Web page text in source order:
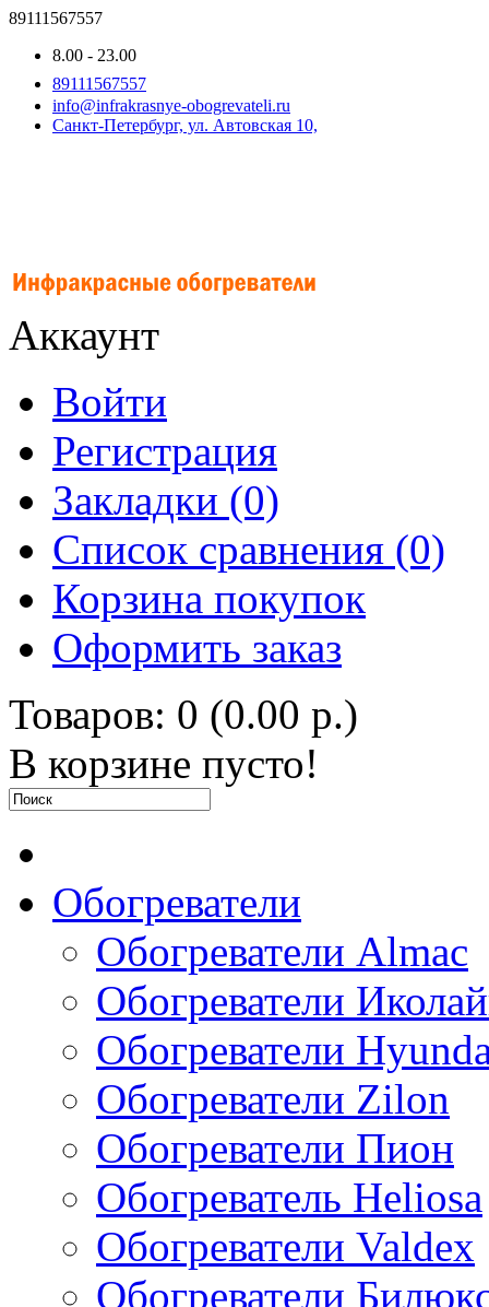
89111567557
8.00 - 23.00
89111567557
info@infrakrasnye-obogrevateli.ru
Санкт-Петербург, ул. Автовская 10,
Аккаунт
Войти
Регистрация
Закладки (0)
Список сравнения (0)
Корзина покупок
Оформить заказ
Товаров: 0 (0.00 р.)
В корзине пусто!
Обогреватели
Обогреватели Almac
Обогреватели
Обогреватели
Обогреватели Zilon
Обогреватели Пион
Обогреватель Heliosa
Обогреватели Valdex
Обогреватели